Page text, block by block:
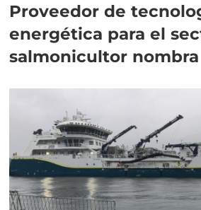
Proveedor de
energética para el
salmonicultor